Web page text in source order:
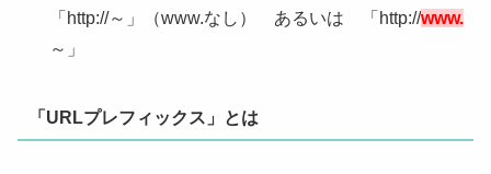
「http://～」（www.なし） あるいは 「http://www.
～」
「URLプレフィックス」とは